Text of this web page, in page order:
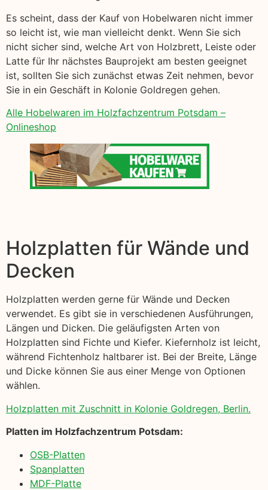
Es scheint, dass der Kauf von Hobelwaren nicht immer
so leicht ist, wie man vielleicht denkt. Wenn Sie sich
nicht sicher sind, welche Art von Holzbrett, Leiste oder
Latte für Ihr nächstes Bauprojekt am besten geeignet
ist, sollten Sie sich zunächst etwas Zeit nehmen, bevor
Sie in ein Geschäft in Kolonie Goldregen gehen.
Alle Hobelwaren im Holzfachzentrum Potsdam –
Onlineshop
Holzplatten für Wände und
Decken
Holzplatten werden gerne für Wände und Decken
verwendet. Es gibt sie in verschiedenen Ausführungen,
Längen und Dicken. Die geläufigsten Arten von
Holzplatten sind Fichte und Kiefer. Kiefernholz ist leicht,
während Fichtenholz haltbarer ist. Bei der Breite, Länge
und Dicke können Sie aus einer Menge von Optionen
wählen.
Holzplatten mit Zuschnitt in Kolonie Goldregen, Berlin.
Platten im Holzfachzentrum Potsdam:
OSB-Platten
Spanplatten
MDF-Platte